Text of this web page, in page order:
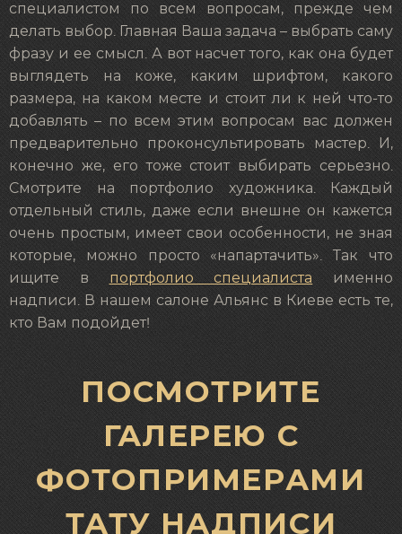
специалистом по всем вопросам, прежде чем
делать выбор. Главная Ваша задача – выбрать саму
фразу и ее смысл. А вот насчет того, как она будет
выглядеть на коже, каким шрифтом, какого
размера, на каком месте и стоит ли к ней что-то
добавлять – по всем этим вопросам вас должен
предварительно проконсультировать мастер. И,
конечно же, его тоже стоит выбирать серьезно.
Смотрите на портфолио художника. Каждый
отдельный стиль, даже если внешне он кажется
очень простым, имеет свои особенности, не зная
которые, можно просто «напартачить». Так что
ищите в портфолио специалиста именно
надписи. В нашем салоне Альянс в Киеве есть те,
кто Вам подойдет!
ПОСМОТРИТЕ
ГАЛЕРЕЮ С
ФОТОПРИМЕРАМИ
ТАТУ НАДПИСИ